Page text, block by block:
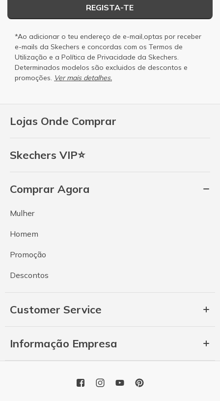
Lojas Onde Comprar
Skechers VIP⭐
Comprar Agora
Mulher
Homem
Promoção
Descontos
Customer Service
Informação Empresa
REGISTA-TE
*Ao adicionar o teu endereço de e-mail,optas por receber
e-mails da Skechers e concordas com os Termos de
Utilização e a Política de Privacidade da Skechers.
Determinados modelos são excluidos de descontos e
promoções. Ver mais detalhes.